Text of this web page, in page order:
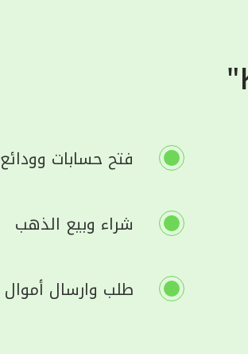
فتح حسابات وودائع
شراء وبيع الذهب
طلب وارسال أموال